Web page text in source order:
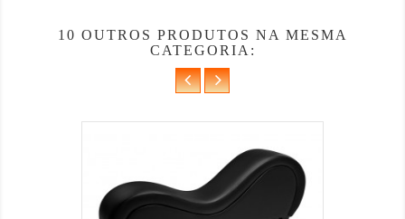
10 OUTROS PRODUTOS NA MESMA
CATEGORIA: